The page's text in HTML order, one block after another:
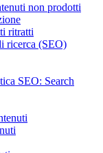
non prodotti
ritratti
ricerca (SEO)
SEO: Search